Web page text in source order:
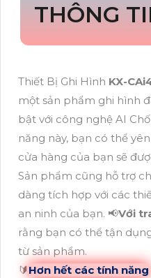
THÔNG
Thiết Bị Ghi Hình KX-
một sản phẩm ghi hình
bật với công nghệ AI
năng này, bạn có thể
cửa hàng của bạn sẽ
Sản phẩm cũng hỗ trợ
dàng tích hợp với các
an ninh của bạn. 📢Với
rằng bạn có thể tận
từ sản phẩm.
🔰Hơn hết các tính năng